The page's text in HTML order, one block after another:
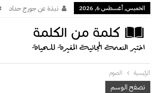
الخميس, أغسطس 6, 2026 نبذة عن جورج حداد
الرئيسية الصوم
تصفح الوسم